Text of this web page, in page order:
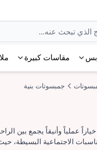
مقاسات كبيرة
جمبسوتات بنية
عملياً وأنيقاً يجمع بين
الاجتماعية البسيطة،